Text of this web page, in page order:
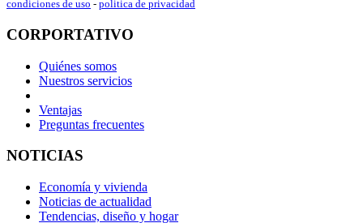
condiciones de uso - politica de privacidad
CORPORTATIVO
Quiénes somos
Nuestros servicios
Ventajas
Preguntas frecuentes
NOTICIAS
Economía y vivienda
Noticias de actualidad
Tendencias, diseño y hogar